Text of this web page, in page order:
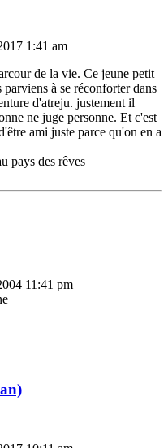
1:41 am
de la vie. Ce jeune petit
à se réconforter dans
d'atreju. justement il
ne juge personne. Et c'est
ami juste parce qu'on en a
pays des rêves
11:41 pm